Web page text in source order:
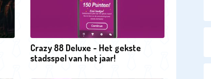
Crazy 88 Deluxe - Het gekste
stadsspel van het jaar!